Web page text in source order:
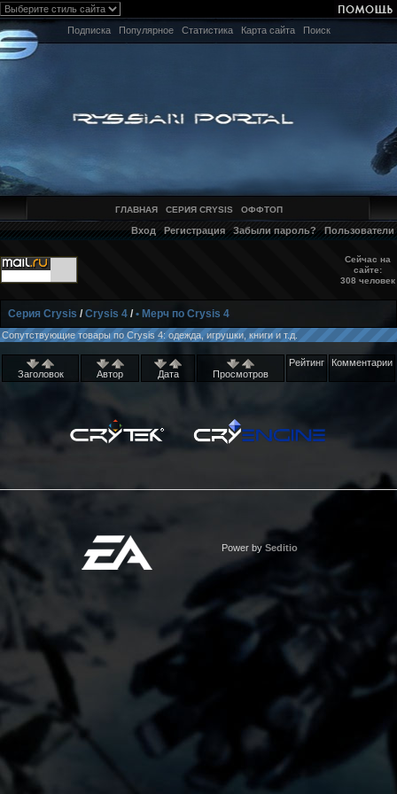
Подписка Популярное Статистика Карта сайта Поиск
ГЛАВНАЯ СЕРИЯ CRYSIS ОФФТОП
Вход Регистрация Забыли пароль? Пользователи
Сейчас на
сайте:
308 человек
Серия Crysis /Crysis 4 /• Мерч по Crysis 4
Сопутствующие товары по Crysis 4: одежда, игрушки, книги и т.д.
Заголовок Автор Дата Просмотров
Рейтинг Комментарии
Power by Seditio